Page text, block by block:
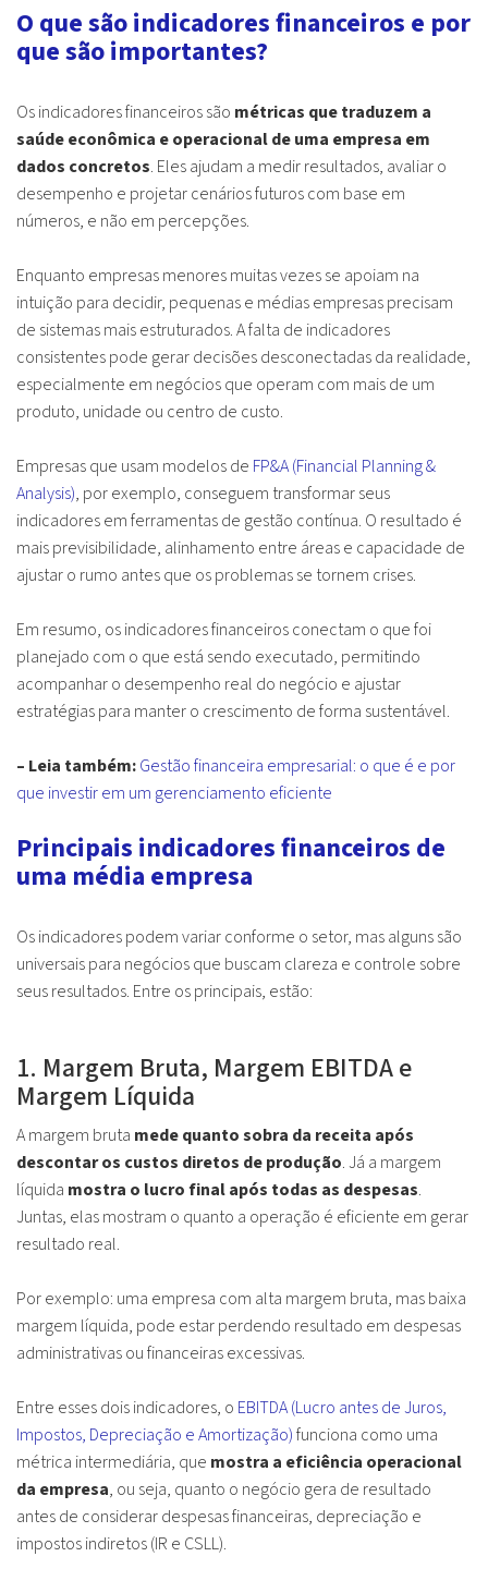
O que são indicadores financeiros e por
que são importantes?
Os indicadores financeiros são métricas que traduzem a
saúde econômica e operacional de uma empresa em
dados concretos. Eles ajudam a medir resultados, avaliar o
desempenho e projetar cenários futuros com base em
números, e não em percepções.
Enquanto empresas menores muitas vezes se apoiam na
intuição para decidir, pequenas e médias empresas precisam
de sistemas mais estruturados. A falta de indicadores
consistentes pode gerar decisões desconectadas da realidade,
especialmente em negócios que operam com mais de um
produto, unidade ou centro de custo.
Empresas que usam modelos de FP&A (Financial Planning &
Analysis), por exemplo, conseguem transformar seus
indicadores em ferramentas de gestão contínua. O resultado é
mais previsibilidade, alinhamento entre áreas e capacidade de
ajustar o rumo antes que os problemas se tornem crises.
Em resumo, os indicadores financeiros conectam o que foi
planejado com o que está sendo executado, permitindo
acompanhar o desempenho real do negócio e ajustar
estratégias para manter o crescimento de forma sustentável.
– Leia também:Gestão financeira empresarial: o que é e por
que investir em um gerenciamento eficiente
Principais indicadores financeiros de
uma média empresa
Os indicadores podem variar conforme o setor, mas alguns são
universais para negócios que buscam clareza e controle sobre
seus resultados. Entre os principais, estão:
1. Margem Bruta, Margem EBITDA e
Margem Líquida
A margem bruta mede quanto sobra da receita após
descontar os custos diretos de produção. Já a margem
líquida mostra o lucro final após todas as despesas.
Juntas, elas mostram o quanto a operação é eficiente em gerar
resultado real.
Por exemplo: uma empresa com alta margem bruta, mas baixa
margem líquida, pode estar perdendo resultado em despesas
administrativas ou financeiras excessivas.
Entre esses dois indicadores, o EBITDA (Lucro antes de Juros,
Impostos, Depreciação e Amortização)funciona como uma
métrica intermediária, que mostra a eficiência operacional
da empresa, ou seja, quanto o negócio gera de resultado
antes de considerar despesas financeiras, depreciação e
impostos indiretos (IR e CSLL).